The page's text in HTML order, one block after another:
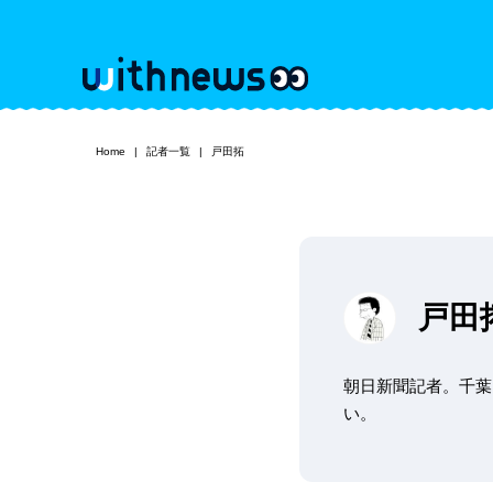
Home 記者一覧 戸田拓
戸田
朝日新聞記者。千
い。